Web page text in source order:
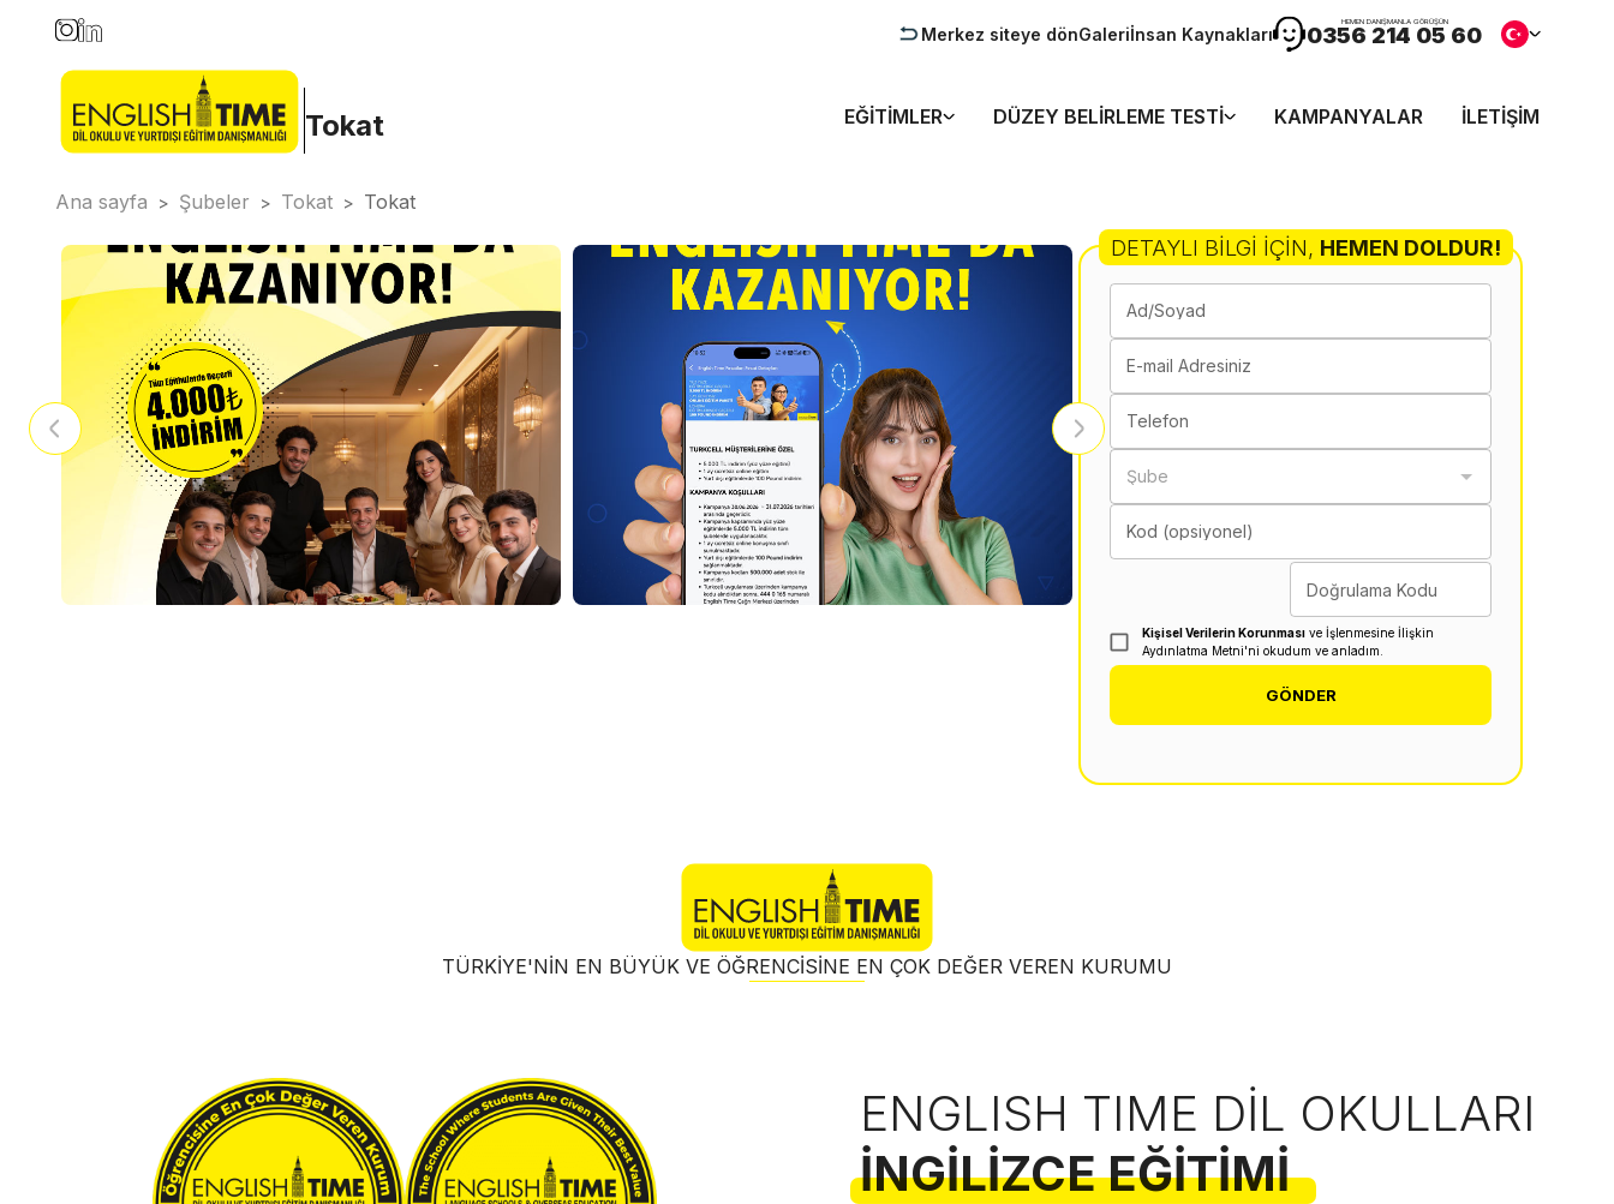
Merkez siteye dönGaleriİnsan Kaynakları
HEMEN DANIŞMANLA GÖRÜŞÜN
0356 214 05 60
Tokat EĞITIMLER DÜZEY BELIRLEME TESTI KAMPANYALAR İLETIŞIM
Ana sayfa > Şubeler > Tokat > Tokat
DETAYLI BILGI İÇIN, HEMEN DOLDUR!
Ad/Soyad
E-mail Adresiniz
Telefon
Şube
Kod (opsiyonel)
Doğrulama Kodu
Kişisel Verilerin Korunması ve İşlenmesine İlişkin
Aydınlatma Metni'ni okudum ve anladım.
GÖNDER
TÜRKIYE'NIN EN BÜYÜK VE ÖĞRENCISINE EN ÇOK DEĞER VEREN KURUMU
ENGLISH TIME DIL OKULLARI
İNGILIZCE EĞITIMI